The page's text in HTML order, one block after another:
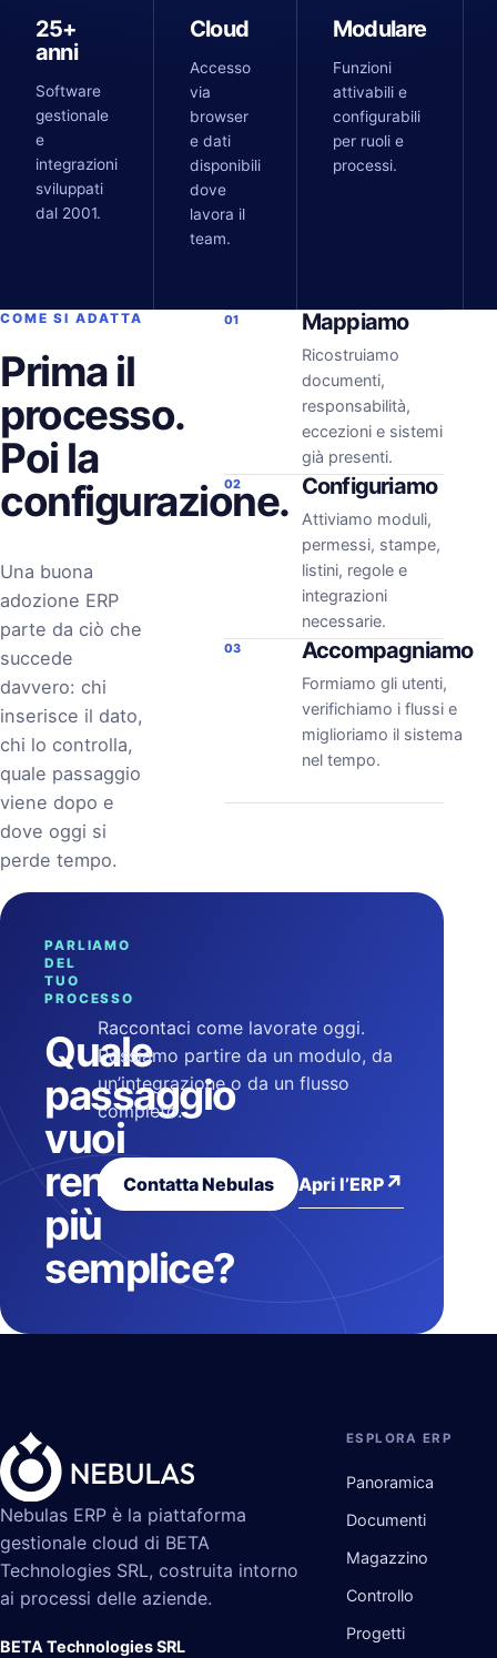
25+
anni
Software
gestionale
e
integrazioni
sviluppati
dal 2001.
Cloud
Accesso
via
browser
e dati
disponibili
dove
lavora il
team.
Modulare
Funzioni
attivabili e
configurabili
per ruoli e
processi.
COME SI ADATTA
Prima il
processo.
Poi la
configurazione.
Una buona
adozione ERP
parte da ciò che
succede
davvero: chi
inserisce il dato,
chi lo controlla,
quale passaggio
viene dopo e
dove oggi si
perde tempo.
01 Mappiamo
Ricostruiamo
documenti,
responsabilità,
eccezioni e sistemi
già presenti.
02 Configuriamo
Attiviamo moduli,
permessi, stampe,
listini, regole e
integrazioni
necessarie.
03 Accompagniamo
Formiamo gli utenti,
verifichiamo i flussi e
miglioriamo il sistema
nel tempo.
PARLIAMO
DEL
TUO
PROCESSO
Quale
passaggio
vuoi
rendere
più
semplice?
Raccontaci come lavorate oggi.
Possiamo partire da un modulo, da
un’integrazione o da un flusso
completo.
Contatta Nebulas Apri l’ERP ↗
Nebulas ERP è la piattaforma
gestionale cloud di BETA
Technologies SRL, costruita intorno
ai processi delle aziende.
BETA Technologies SRL
ESPLORA ERP
Panoramica
Documenti
Magazzino
Controllo
Progetti